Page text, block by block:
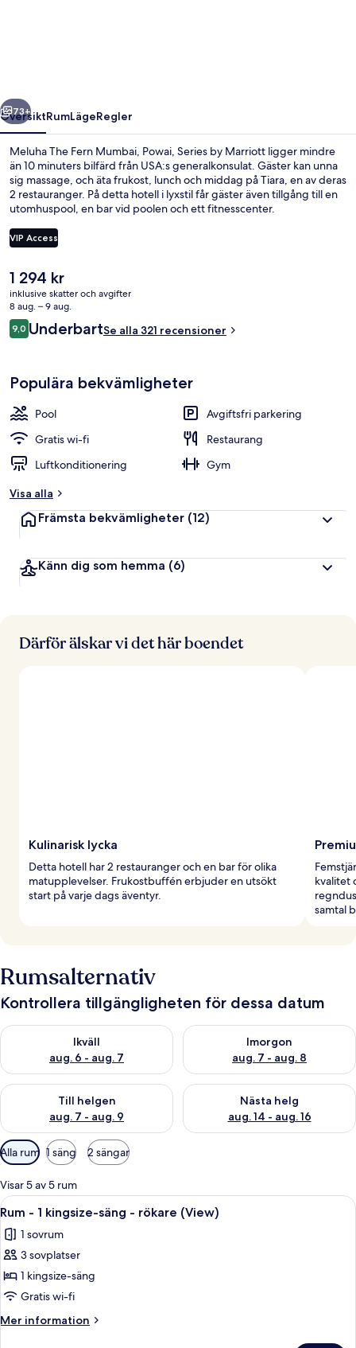
by
Marriott
Nästa
73+
ÖversiktRumLägeRegler
Meluha The Fern Mumbai, Powai, Series by Marriott ligger mindre
än 10 minuters bilfärd från USA:s generalkonsulat. Gäster kan unna
sig massage, och äta frukost, lunch och middag på Tiara, en av deras
2 restauranger. På detta hotell i lyxstil får gäster även tillgång till en
utomhuspool, en bar vid poolen och ett fitnesscenter.
VIP Access
Det
nuvarande
priset
är
1 294 kr
1 294 kr
inklusive skatter och avgifter
8 aug. – 9 aug.
Recensioner
9,09,0 av 10,
UnderbartSe alla 321 recensioner
Populära bekvämligheter
Pool
Avgiftsfri parkering
Gratis wi-fi
Restaurang
Luftkonditionering
Gym
Visa alla
Främsta bekvämligheter (12)
Känn dig som hemma (6)
Därför älskar vi det här boendet
Kulinarisk lycka
Detta hotell har 2 restauranger och en bar för olika
matupplevelser. Frukostbuffén erbjuder en utsökt
start på varje dags äventyr.
kvalitet
samtal
Rumsalternativ
Kontrollera tillgängligheten för dessa datum
Ikväll
aug. 6 - aug. 7
Kontrollera tillgängligheten för ikväll aug. 6 - aug. 7
Imorgon
aug. 7 - aug. 8
Kontrollera tillgängligheten
Till helgen
aug. 7 - aug. 9
Kontrollera tillgängligheten för den här helgen aug. 7 - aug. 9
Nästa helg
aug. 14 - aug. 16
Kontrollera tillgängligheten
Tillgängliga
filter
för
rum
Alla rum 1 säng 2 sängar
Visar 5 av 5 rum
Öppna
alla
foton
för
Rum
-
1
kingsize-
Ett hotellrum med en säng, ett
1
Rum - 1 kingsize-säng - rökare (View)
1 sovrum
3 sovplatser
1 kingsize-säng
Gratis wi-fi
Mer information
Mer